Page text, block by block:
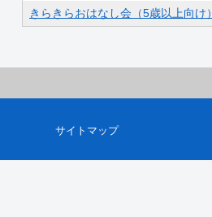
きらきらおはなし会（5歳以上向け）
サイトマップ